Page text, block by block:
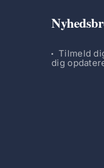
Tilmeld
dig